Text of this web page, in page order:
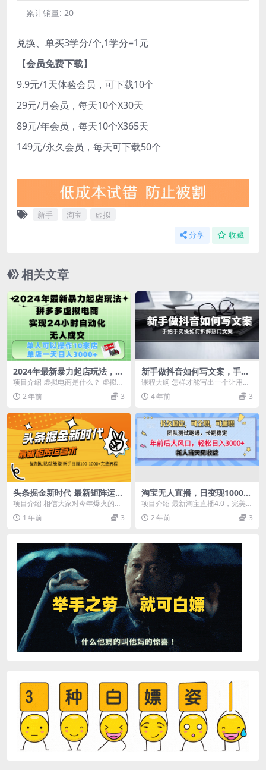
累计销量: 20
兑换、单买3学分/个,1学分=1元
【会员免费下载】
9.9元/1天体验会员，可下载10个
29元/月会员，每天10个X30天
89元/年会员，每天10个X365天
149元/永久会员，每天可下载50个
新手 淘宝 虚拟
分享 收藏
相关文章
2024年最新暴力起店玩法，拼
多多虚拟电商，实现24小时自
动化无人成交，单人可以操作
10家店，单店日入3000+
项目介绍 虚拟电商是什么？ 虚拟电
商 顾名思义在各大平台售卖虚拟产
品，也是目前为...
2 年前 3
新手做抖音如何写文案，手把
手实操如何拆解热门文案
课程大纲 怎样才能写出一个让用户
愿意买单的文案（文案本质） 什么
样的文案能让用户...
4 年前 3
头条掘金新时代 最新矩阵运营
术 复制粘贴就能赚 新手日赚1
00-1000+完整流程
项目介绍 相信大家对今年爆火的今
日头条项目都有所了解，也听说过
一些人都拿到了结果...
1 年前 3
淘宝无人直播，日变现1000
+，蓝海项目，纯挂机
项目介绍 最新淘宝直播4.0，完美实
现睡后收入，操作简单，大家跟着
吃肉就完事了，...
2 年前 3